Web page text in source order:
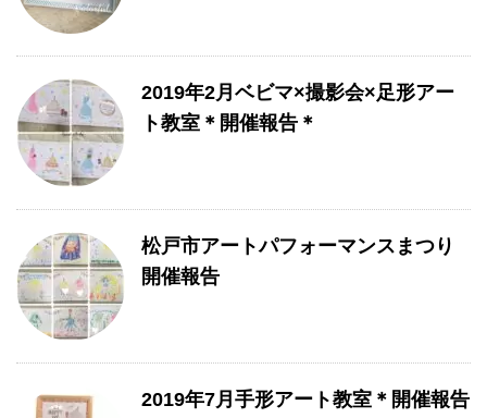
2019年2月ベビマ×撮影会×足形アー
ト教室＊開催報告＊
松戸市アートパフォーマンスまつり
開催報告
2019年7月手形アート教室＊開催報告